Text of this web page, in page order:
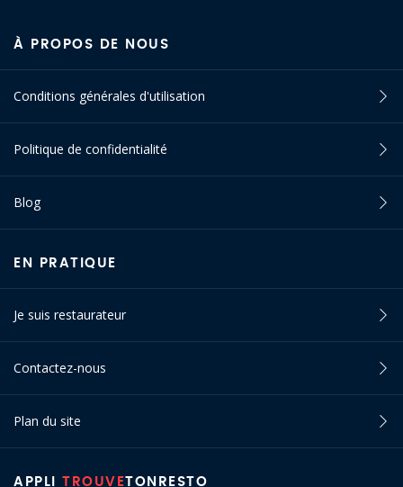
APPLI TROUVETONRESTO
À PROPOS DE NOUS
Conditions générales d'utilisation
Politique de confidentialité
Blog
EN PRATIQUE
Je suis restaurateur
Contactez-nous
Plan du site